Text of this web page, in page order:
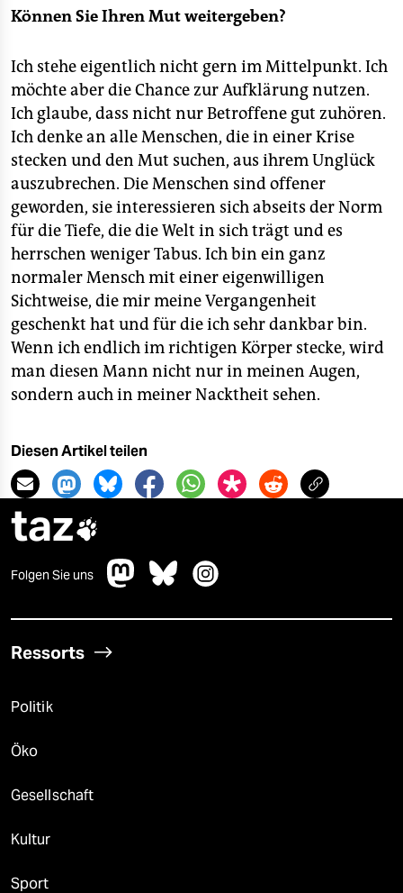
Können Sie Ihren Mut weitergeben?
Ich stehe eigentlich nicht gern im Mittelpunkt. Ich
möchte aber die Chance zur Aufklärung nutzen.
Ich glaube, dass nicht nur Betroffene gut zuhören.
Ich denke an alle Menschen, die in einer Krise
stecken und den Mut suchen, aus ihrem Unglück
auszubrechen. Die Menschen sind offener
geworden, sie interessieren sich abseits der Norm
für die Tiefe, die die Welt in sich trägt und es
herrschen weniger Tabus. Ich bin ein ganz
normaler Mensch mit einer eigenwilligen
Sichtweise, die mir meine Vergangenheit
geschenkt hat und für die ich sehr dankbar bin.
Wenn ich endlich im richtigen Körper stecke, wird
man diesen Mann nicht nur in meinen Augen,
sondern auch in meiner Nacktheit sehen.
Diesen Artikel teilen
taz
Folgen Sie uns
Ressorts
Politik
Öko
Gesellschaft
Kultur
Sport